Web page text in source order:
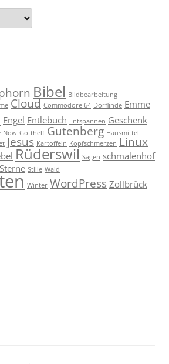
Bibel Bildbearbeitung
Cloud Commodore 64 Dorflinde Emme
Engel Entlebuch Entspannen Geschenk
Now Gotthelf Gutenberg Hausmittel
Jesus Kartoffeln Kopfschmerzen Linux
Rüderswil Sagen schmalenhof
Sterne Stille Wald
Winter WordPress Zollbrück